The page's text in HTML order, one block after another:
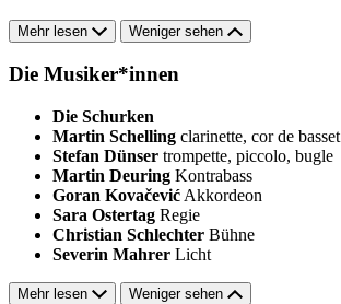
Mehr lesen Weniger sehen
Die Musiker*innen
Die Schurken
Martin Schelling clarinette, cor de basset
Stefan Dünser trompette, piccolo, bugle
Martin Deuring Kontrabass
Goran Kovačević Akkordeon
Sara Ostertag Regie
Christian Schlechter Bühne
Severin Mahrer Licht
Mehr lesen Weniger sehen